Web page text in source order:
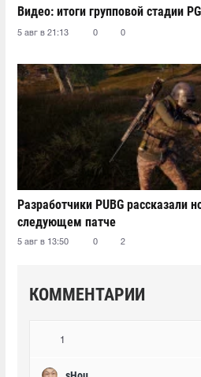
Видео: итоги групповой стадии
5 авг в 21:13 0 0
Разработчики PUBG рассказали
следующем патче
5 авг в 13:50 0 2
КОММЕНТАРИИ
1